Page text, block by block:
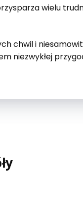
wielu
chwil i
niezwykłej